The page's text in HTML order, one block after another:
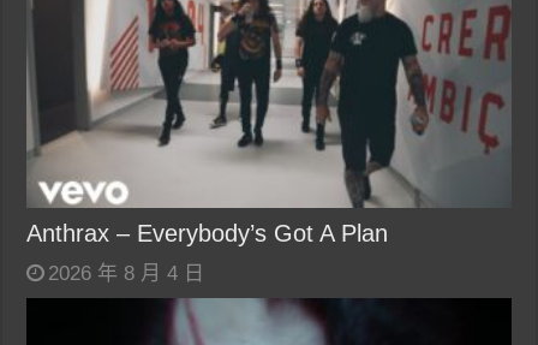
Anthrax – Everybody’s Got A Plan
2026 年 8 月 4 日